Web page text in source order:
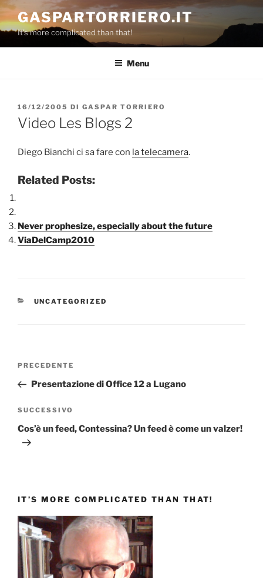
Salta
al
contenuto
GASPARTORRIERO.IT
It's more complicated than that!
Menu
PUBBLICATO
IL
16/12/2005 DI GASPAR TORRIERO
Video Les Blogs 2
Diego Bianchi ci sa fare con la telecamera.
Related Posts:
Never prophesize, especially about the future
ViaDelCamp2010
CATEGORIE
UNCATEGORIZED
Navigazione
Articolo
precedente:
PRECEDENTE
Presentazione di Office 12 a Lugano
Articolo
successivo
SUCCESSIVO
Cos’è un feed, Contessina? Un feed è come un valzer!
IT’S MORE COMPLICATED THAN THAT!